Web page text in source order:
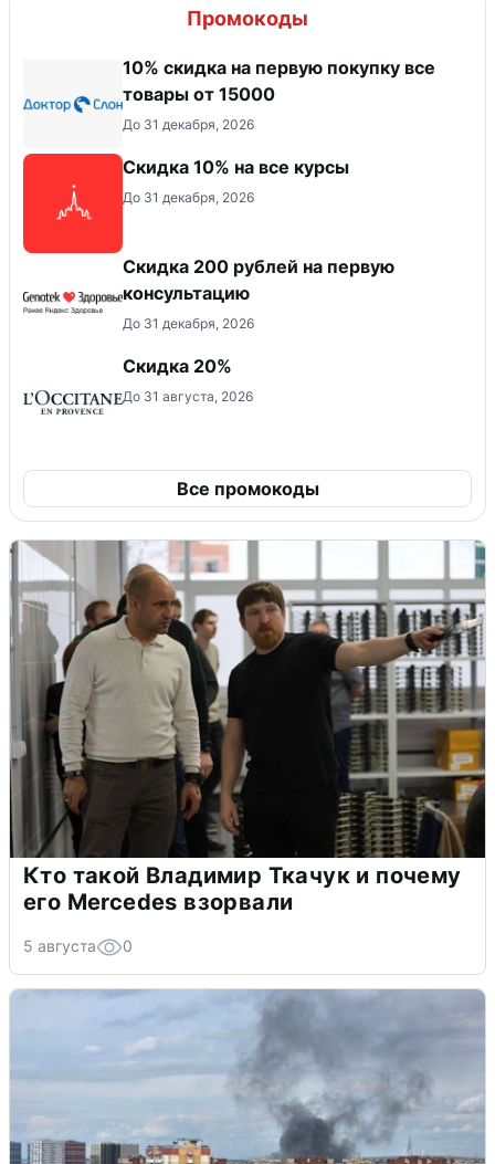
Промокоды
10% скидка на первую покупку все
товары от 15000
До 31 декабря, 2026
Скидка 10% на все курсы
До 31 декабря, 2026
Скидка 200 рублей на первую
консультацию
До 31 декабря, 2026
Скидка 20%
До 31 августа, 2026
Все промокоды
Кто такой Владимир Ткачук и почему
его Mercedes взорвали
5 августа 0